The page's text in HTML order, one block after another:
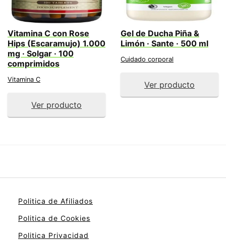
Vitamina C con Rose
Hips (Escaramujo) 1.000
mg · Solgar · 100
comprimidos
Vitamina C
Ver producto
Gel de Ducha Piña &
Limón · Sante · 500 ml
Cuidado corporal
Ver producto
Politica de Afiliados
Politica de Cookies
Politica Privacidad